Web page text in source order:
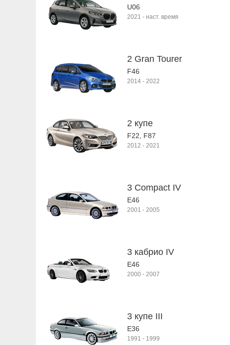
U06
2021 - наст. время
2 Gran Tourer
F46
2014 - 2022
2 купе
F22, F87
2012 - 2021
3 Compact IV
E46
2001 - 2005
3 кабрио IV
E46
2000 - 2007
3 купе III
E36
1991 - 1999